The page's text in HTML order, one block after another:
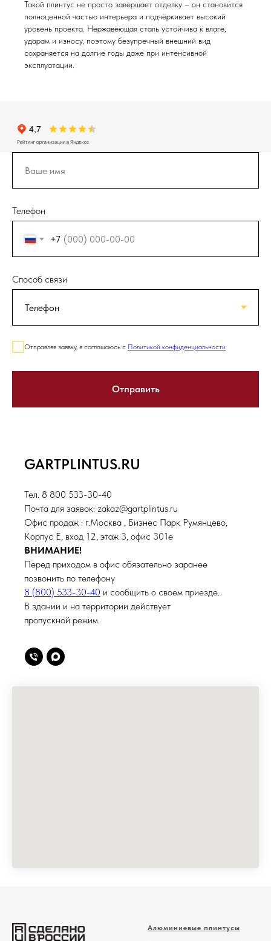
Такой плинтус не просто завершает отделку – он становится
полноценной частью интерьера и подчёркивает высокий
уровень проекта. Нержавеющая сталь устойчива к влаге,
ударам и износу, поэтому безупречный внешний вид
сохраняется на долгие годы даже при интенсивной
эксплуатации.
Телефон
+7
Способ связи
Отправляя заявку, я соглашаюсь с Политикой конфиденциальности
Отправить
GARTPLINTUS.RU
Тел. 8 800 533-30-40
Почта для заявок: zakaz@gartplintus.ru
Офис продаж : г.Москва , Бизнес Парк Румянцево,
Корпус Е, вход 12, этаж 3, офис 301е
ВНИМАНИЕ!
Перед приходом в офис обязательно заранее
позвонить по телефону
8 (800) 533-30-40 и сообщить о своем приезде.
В здании и на территории действует
пропускной режим.
Алюминиевые плинтусы